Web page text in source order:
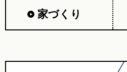
家づくり